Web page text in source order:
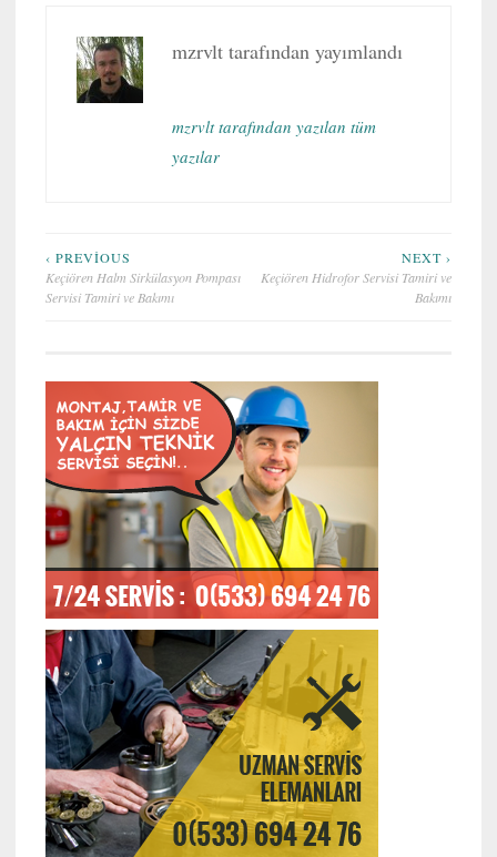
mzrvlt tarafından yayımlandı
mzrvlt tarafından yazılan tüm
yazılar
Yazı
gezinmesi
‹ PREVIOUS
Keçiören Halm Sirkülasyon Pompası
Servisi Tamiri ve Bakımı
NEXT ›
Keçiören Hidrofor Servisi Tamiri ve
Bakımı